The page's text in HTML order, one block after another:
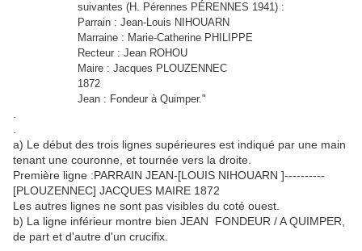
suivantes (H. Pérennes PÉRENNES 1941) :
Parrain : Jean-Louis NIHOUARN
Marraine : Marie-Catherine PHILIPPE
Recteur : Jean ROHOU
Maire : Jacques PLOUZENNEC
1872
Jean : Fondeur à Quimper."
a) Le début des trois lignes supérieures est indiqué par une main
tenant une couronne, et tournée vers la droite.
Première ligne :PARRAIN JEAN-[LOUIS NIHOUARN ]----------
[PLOUZENNEC] JACQUES MAIRE 1872
Les autres lignes ne sont pas visibles du coté ouest.
b) La ligne inférieur montre bien JEAN FONDEUR / A QUIMPER,
de part et d'autre d'un crucifix.